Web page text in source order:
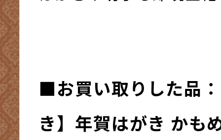
■お買い取りした品
き】年賀はがき かも